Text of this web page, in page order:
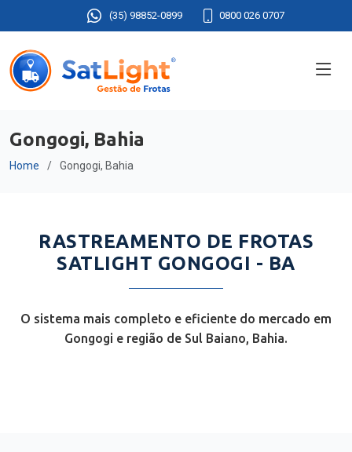
(35) 98852-0899 0800 026 0707
Gongogi, Bahia
Home Gongogi, Bahia
RASTREAMENTO DE FROTAS
SATLIGHT GONGOGI - BA
O sistema mais completo e eficiente do mercado em
Gongogi e região de Sul Baiano, Bahia.